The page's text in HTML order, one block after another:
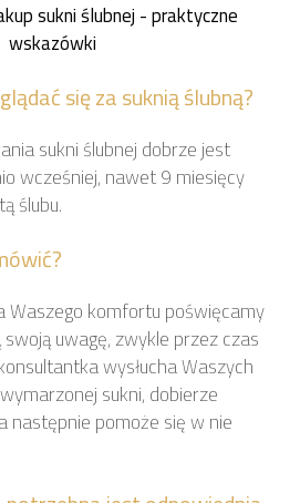
sukni ślubnej - praktyczne
wskazówki
się za suknią ślubną?
sukni ślubnej dobrze jest
wcześniej, nawet 9 miesięcy
ślubu.
Waszego komfortu poświęcamy
uwagę, zwykle przez czas
wysłucha Waszych
sukni, dobierze
następnie pomoże się w nie